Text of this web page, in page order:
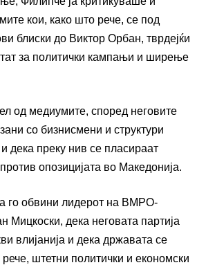
кои, како што рече, се под
блиски до Виктор Орбан, тврдејќи
за политички кампањи и ширење
од медиумите, според неговите
со бизнисмени и структури
дека преку нив се пласираат
опозицијата во Македонија.
го обвини лидерот на ВМРО-
Мицкоски, дека неговата партија
влијанија и дека државата се
штетни политички и економски